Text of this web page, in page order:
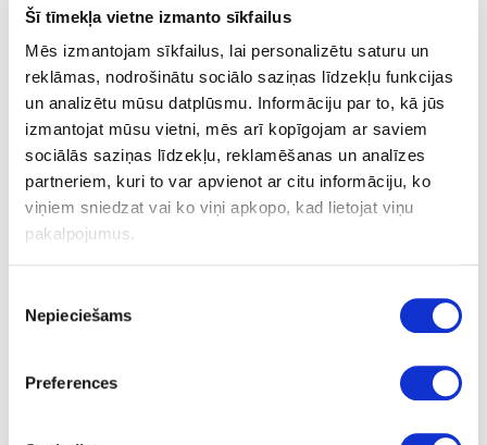
Šī tīmekļa vietne izmanto sīkfailus
Mēs izmantojam sīkfailus, lai personalizētu saturu un
reklāmas, nodrošinātu sociālo saziņas līdzekļu funkcijas
un analizētu mūsu datplūsmu. Informāciju par to, kā jūs
izmantojat mūsu vietni, mēs arī kopīgojam ar saviem
sociālās saziņas līdzekļu, reklamēšanas un analīzes
partneriem, kuri to var apvienot ar citu informāciju, ko
viņiem sniedzat vai ko viņi apkopo, kad lietojat viņu
pakalpojumus.
izvēle
Nepieciešams
Preferences
Cutter DIAMAX Black Edition
D12x35x12mm GL 85, Z1+1
Ask question
Share product link
Print
24-L80432571
Cutter DIAMAX Black Edition
D12x35x12mm GL 85, Z1+1